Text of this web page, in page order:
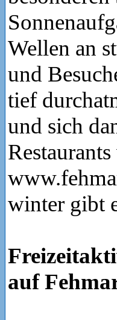
Wellen an
und
tief
und sich
winter gibt
auf